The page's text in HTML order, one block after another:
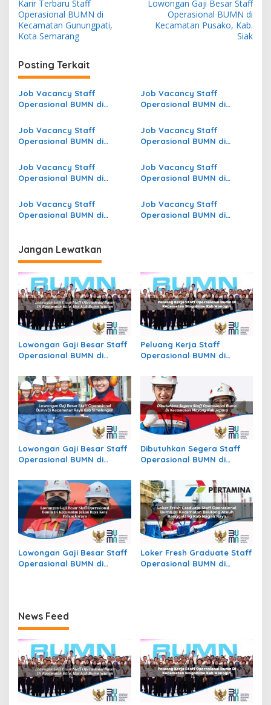
a
v
i
g
a
s
i
p
o
s
Karir Terbaru Staff
Operasional BUMN di
Kecamatan Gunungpati,
Kota Semarang
Lowongan Gaji Besar Staff
Operasional BUMN di
Kecamatan Pusako, Kab.
Siak
Posting Terkait
Job Vacancy Staff
Operasional BUMN di
Subang
Job Vacancy Staff
Operasional BUMN di
Kota Tidore Kepulauan
Job Vacancy Staff
Operasional BUMN di
Kab. Sorong
Job Vacancy Staff
Operasional BUMN di
Yahukimo
Job Vacancy Staff
Operasional BUMN di
Kab. Aceh Tengah
Job Vacancy Staff
Operasional BUMN di
Kab. Aceh Tamiang
Job Vacancy Staff
Operasional BUMN di
Job Vacancy Staff
Operasional BUMN di
Jangan Lewatkan
Lowongan Gaji Besar Staff
Operasional BUMN di
Buton Selatan
Peluang Kerja Staff
Operasional BUMN di
Kab. Wonogiri
Lowongan Gaji Besar Staff
Operasional BUMN di
Simalungun
Dibutuhkan Segera Staff
Operasional BUMN di
Jepara
Lowongan Gaji Besar Staff
Operasional BUMN di
Loker Fresh Graduate Staff
Operasional BUMN di
News Feed